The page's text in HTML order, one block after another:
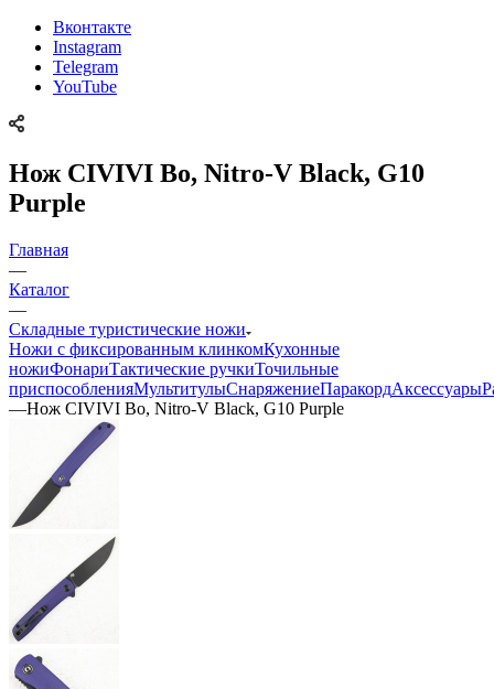
Вконтакте
Instagram
Telegram
YouTube
Нож CIVIVI Bo, Nitro-V Black, G10
Purple
Главная
—
Каталог
—
Складные туристические ножи
Ножи с фиксированным клинкомКухонные
ножиФонариТактические ручкиТочильные
приспособленияМультитулыСнаряжениеПаракордАксессуары
—Нож CIVIVI Bo, Nitro-V Black, G10 Purple